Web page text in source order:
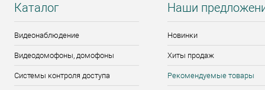
Каталог
Видеонаблюдение
Видеодомофоны, домофоны
Системы контроля доступа
Наши
Новинки
Хиты продаж
Рекомендуемые товары